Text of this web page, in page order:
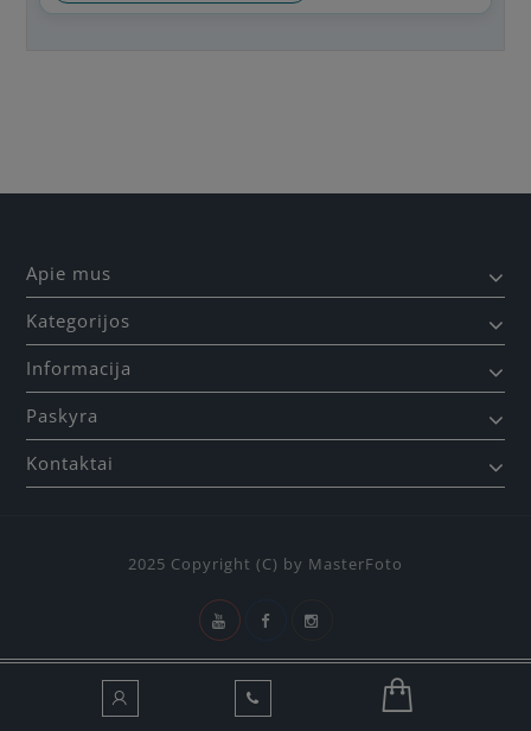
Apie mus
Kategorijos
Informacija
Paskyra
Kontaktai
2025 Copyright (C) by MasterFoto